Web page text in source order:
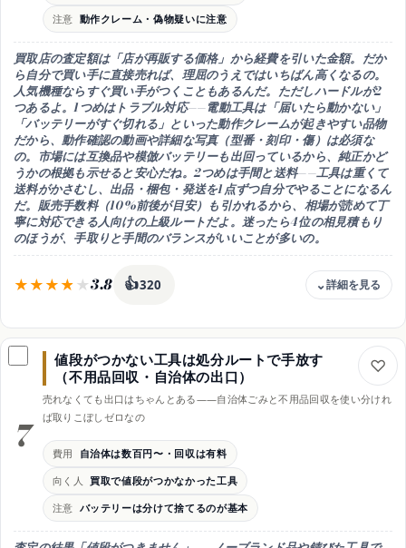
引越し・遺品整理と同時に予約すると段取りが楽だよ
注意 動作クレーム・偽物疑いに注意
買取店の査定額は「店が再販する価格」から経費を引いた金額。だか
ら自分で買い手に直接売れば、理屈のうえではいちばん高くなるの。
人気機種ならすぐ買い手がつくこともあるんだ。ただしハードルが2
つあるよ。1つめはトラブル対応——電動工具は「届いたら動かない」
「バッテリーがすぐ切れる」といった動作クレームが起きやすい品物
だから、動作確認の動画や詳細な写真（型番・刻印・傷）は必須な
の。市場には互換品や模倣バッテリーも出回っているから、純正かど
うかの根拠も示せると安心だね。2つめは手間と送料——工具は重くて
送料がかさむし、出品・梱包・発送を1点ずつ自分でやることになるん
だ。販売手数料（10%前後が目安）も引かれるから、 相場が読めて丁
寧に対応できる人向けの上級ルートだよ。迷ったら4位の相見積もり
のほうが、手取りと手間のバランスがいいことが多いの。
3.8 👍320
費用
販売手数料10%前後＋送料・梱包材費がかかるの
向く人
相場が読めて1点ずつ丁寧に出品・対応できる人
強み
人気機種は買取より高値の可能性・自分で値付けできる
注意
動作クレームが起きやすい・動作確認の記録を残してね
売れるまで時間がかかるの・急ぎの現金化には不向き
7
値段がつかない工具は処分ルートで手放す
（不用品回収・自治体の出口）
売れなくても出口はちゃんとある——自治体ごみと不用品回収を使い分けれ
ば取りこぼしゼロなの
費用
自治体は数百円〜・回収は有料
向く人
買取で値段がつかなかった工具
注意 バッテリーは分けて捨てるのが基本